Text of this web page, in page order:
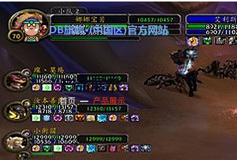
产品展示
首页 产品展示